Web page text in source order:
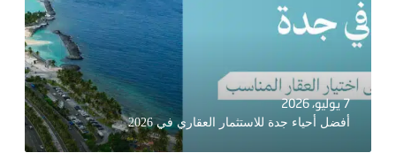
7 يوليو، 2026
أفضل أحياء جدة للاستثمار العقاري في 2026